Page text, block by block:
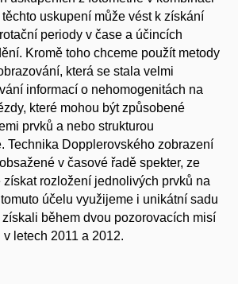
uskupení může vést k získání
periody v čase a účincích
Kromě toho chceme použít metody
která se stala velmi
informací o nehomogenitách na
které mohou být způsobené
prvků a nebo strukturou
Technika Dopplerovského zobrazení
v časové řadě spekter, ze
získat rozložení jednolivých prvků na
účelu využijeme i unikátní sadu
během dvou pozorovacích misí
letech 2011 a 2012.